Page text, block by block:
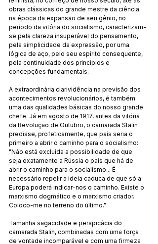
obras clássicas do grande mestre da ciência
na época da expansão de seu gênio, no
período da vitória do socialismo, caracterizam-
se pela clareza insuperável do pensamento,
pela simplicidade da expressão, por uma
lógica de aço, pelo seu espírito consequente,
pela continuidade dos princípios e
concepções fundamentais.
A extraordinária clarividência na previsão dos
acontecimentos revolucionários, é também
uma das qualidades básicas do nosso grande
chefe. Já em agosto de 1917, antes da vitória
da Revolução de Outubro, o camarada Stalin
predisse, profeticamente, que país seria o
primeiro a abrir o caminho para o socialismo:
"Não está excluída a possibilidade de que
seja exatamente a Rússia o país que há de
abrir o caminho para o socialismo... É
necessário repelir a ideia caduca de que só a
Europa poderá indicar-nos o caminho. Existe o
marxismo dogmático e o marxismo criador.
Coloco-me no terreno do último."
Tamanha sagacidade e perspicácia do
camarada Stalin, combinadas com uma força
de vontade incomparável e com uma firmeza